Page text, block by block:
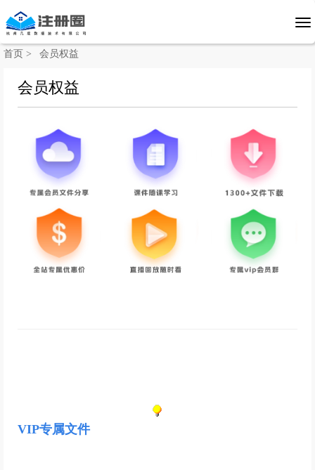
首页 > 会员权益
会员权益
VIP专属文件